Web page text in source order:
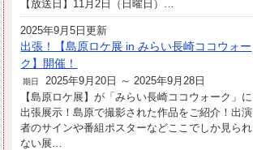
【放送日】11月2日（日曜日）…
2025年9月5日更新
出張！【島原ロケ展 in みらい長崎ココウォー
ク】開催！
期日
2025年9月20日 ～ 2025年9月28日
【島原ロケ展】が「みらい長崎ココウォーク」に
出張展示！島原で撮影された作品をご紹介！出演
者のサインや番組ポスターなどここでしか見られ
ない展…